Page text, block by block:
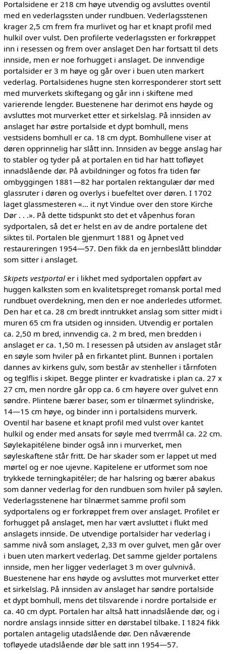
Portalsidene er 218 cm høye utvendig og avsluttes oventil
med en vederlagssten under rundbuen. Vederlagsstenen
krager 2,5 cm frem fra murlivet og har et knapt profil med
hulkil over vulst. Den profilerte vederlagssten er forkrøppet
inn i resessen og frem over anslaget Den har fortsatt til dets
innside, men er noe forhugget i anslaget. De innvendige
portalsider er 3 m høye og går over i buen uten markert
vederlag. Portalsidenes hugne sten korresponderer stort sett
med murverkets skiftegang og går inn i skiftene med
varierende lengder. Buestenene har derimot ens høyde og
avsluttes mot murverket etter et sirkelslag. På innsiden av
anslaget har østre portalside et dypt bomhull, mens
vestsidens bomhull er ca. 18 cm dypt. Bomhullene viser at
døren opprinnelig har slått inn. Innsiden av begge anslag har
to stabler og tyder på at portalen en tid har hatt tofløyet
innadslående dør. På avbildninger og fotos fra tiden før
ombyggingen 1881—82 har portalen rektangulær dør med
glassruter i døren og overlys i buefeltet over døren. I 1702
laget glassmesteren «... it nyt Vindue over den store Kirche
Dør . . .». På dette tidspunkt sto det et våpenhus foran
sydportalen, så det er helst en av de andre portalene det
siktes til. Portalen ble gjenmurt 1881 og åpnet ved
restaureringen 1954—57. Den fikk da en jernbeslått blinddør
som sitter i anslaget.
Skipets vestportaler i likhet med sydportalen oppført av
huggen kalksten som en kvalitetspreget romansk portal med
rundbuet overdekning, men den er noe anderledes utformet.
Den har et ca. 28 cm bredt inntrukket anslag som sitter midt i
muren 65 cm fra utsiden og innsiden. Utvendig er portalen
ca. 2,50 m bred, innvendig ca. 2 m bred, men bredden i
anslaget er ca. 1,50 m. I resessen på utsiden av anslaget står
en søyle som hviler på en firkantet plint. Bunnen i portalen
dannes av kirkens gulv, som består av stenheller i tårnfoten
og teglflis i skipet. Begge plinter er kvadratiske i plan ca. 27 x
27 cm, men nordre går opp ca. 6 cm høyere over gulvet enn
søndre. Plintene bærer baser, som er tilnærmet sylindriske,
14—15 cm høye, og binder inn i portalsidens murverk.
Oventil har basene et knapt profil med vulst over kantet
hulkil og ender med ansats for søyle med tverrmål ca. 22 cm.
Søylekapitélene binder også inn i murverket, men
søyleskaftene står fritt. De har skader som er lappet ut med
mørtel og er noe ujevne. Kapitelene er utformet som noe
trykkede terningkapitéler; de har halsring og bærer abakus
som danner vederlag for den rundbuen som hviler på søylen.
Vederlagsstenene har tilnærmet samme profil som
sydportalens og er forkrøppet frem over anslaget. Profilet er
forhugget på anslaget, men har vært avsluttet i flukt med
anslagets innside. De utvendige portalsider har vederlag i
samme nivå som anslaget, 2,33 m over gulvet, men går over
i buen uten markert vederlag. Det samme gjelder portalens
innside, men her ligger vederlaget 3 m over gulvnivå.
Buestenene har ens høyde og avsluttes mot murverket etter
et sirkelslag. På innsiden av anslaget har søndre portalside
et dypt bomhull, mens det tilsvarende i nordre portalside er
ca. 40 cm dypt. Portalen har altså hatt innadslående dør, og i
nordre anslags innside sitter en dørstabel tilbake. I 1824 fikk
portalen antagelig utadslående dør. Den nåværende
tofløyede utadslående dør ble satt inn 1954—57.